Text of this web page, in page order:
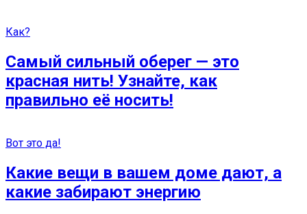
Как?
Самый сильный оберег — это
красная нить! Узнайте, как
правильно её носить!
Вот это да!
Какие вещи в вашем доме дают, а
какие забирают энергию